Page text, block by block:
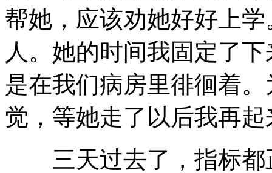
帮她，应该劝她好好上
人。她的时间我固定了
是在我们病房里徘徊着
觉，等她走了以后我再起
三天过去了，指标都